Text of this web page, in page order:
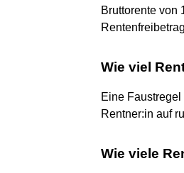
Bruttorente von
Wie viel
Eine
Rentner:in auf
Wie viele